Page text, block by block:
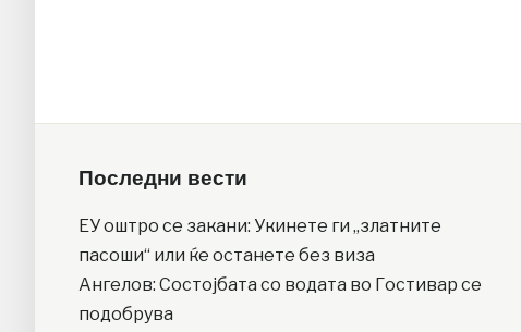
Последни вести
ЕУ оштро се закани: Укинете ги „златните
пасоши“ или ќе останете без виза
Ангелов: Состојбата со водата во Гостивар се
подобрува